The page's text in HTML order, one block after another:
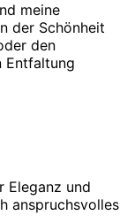
meine
der Schönheit
den
Entfaltung
Eleganz und
anspruchsvolles